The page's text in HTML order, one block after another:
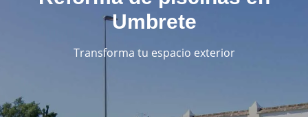
Umbrete
Transforma tu espacio exterior